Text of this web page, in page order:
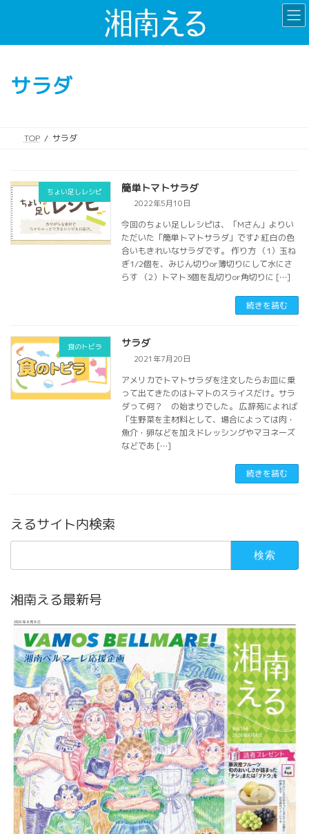
サラダ
TOP サラダ
ちょい足しレシピ 簡単トマトサラダ
2022年5月10日
今回のちょい足しレシピは、「Mさん」よりい
ただいた「簡単トマトサラダ」です♪ 紅白の色
合いもきれいなサラダです。 作り方 （1）玉ね
ぎ1/2個を、みじん切りor薄切りにして水にさ
らす （2）トマト3個を乱切りor角切りに […]
続きを読む
食のトビラ サラダ
2021年7月20日
アメリカでトマトサラダを注文したらお皿に乗
って出てきたのはトマトのスライスだけ。サラ
ダって何？ の始まりでした。 広辞苑によれば
「生野菜を主材料として、場合によっては肉・
魚介・卵などを加えドレッシングやマヨネーズ
などであ […]
続きを読む
えるサイト内検索
湘南える最新号